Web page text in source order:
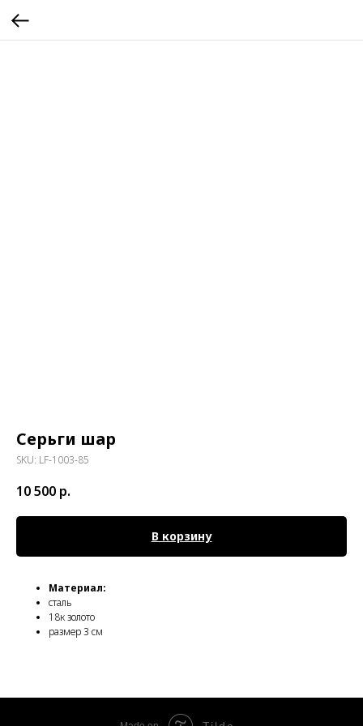
Серьги шар
SKU: LF-1003-85
10 500 р.
В корзину
Материал:
сталь
18к золото
размер 3 см